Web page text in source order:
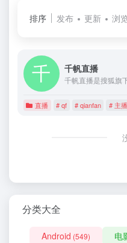
排序 发布 更新 浏
千帆直播
直播 # qf # qianfan # 主
分类大全
Android (549) 电